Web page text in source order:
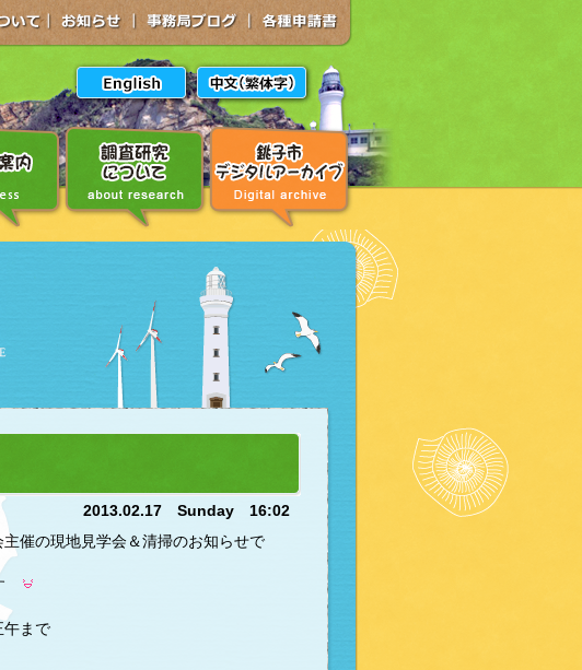
2013.02.17 Sunday 16:02
催の現地見学会＆清掃のお知らせで
まで